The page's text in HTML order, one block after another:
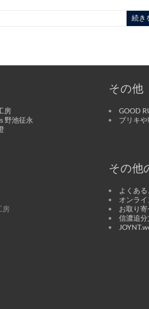
続き
房
野池征永
房
その他
GOOD
ブリキ
その他
よくあ
オンラ
お取り
信濃追